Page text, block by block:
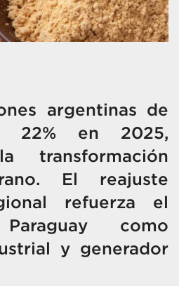
argentinas de
22% en 2025,
transformación
El reajuste
refuerza el
como
y generador